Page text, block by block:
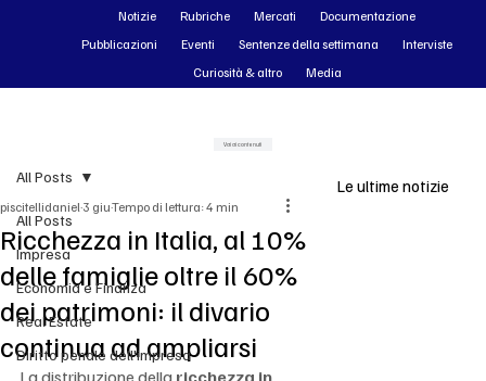
All Posts
Impresa
Economia e Finanza
Real Estate
Diritto penale dell'impresa
All Posts
Ricchezza in Italia, al 10%
delle famiglie oltre il 60%
dei patrimoni: il divario
continua ad ampliarsi
piscitellidaniel 3 giuTempo di lettura: 4 min
La distribuzione della ricchezza in
Le ultime notizie
Notizie Rubriche Mercati
Documentazione
Pubblicazioni
Eventi Sentenze della settimana
Interviste
Curiosità & altro
Media
Vai ai contenuti